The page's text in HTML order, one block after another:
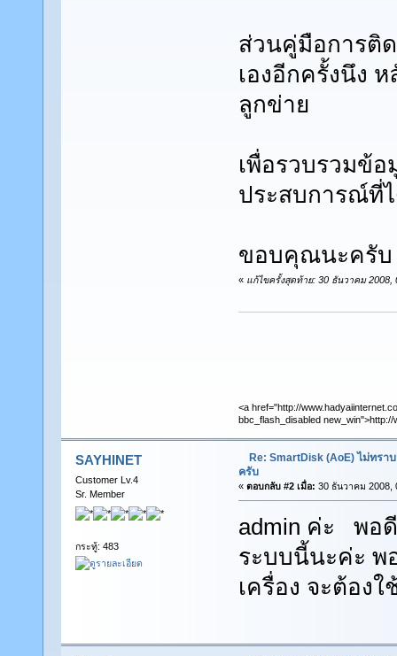
ส่วนคู่มือการติ
เองอีกครั้งนึง
ลูกข่าย
เพื่อรวบรวมข้
ประสบการณ์ที่
ขอบคุณนะครับ
« แก้ไขครั้งสุดท้าย: 30 ธันวาคม 2008,
<a href="http://
bbc_flash_disabled
SAYHINET
Customer Lv.4
Sr. Member
กระทู้: 483
Re: SmartDisk (AoE) ไม่ทร
ครับ
« ตอบกลับ #2 เมื่อ: 30 ธันวาคม 2008,
admin ค่ะ พอ
ระบบนี้นะค่ะ พ
เครื่อง จะต้อง